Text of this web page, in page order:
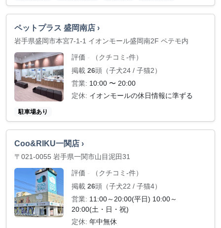
ペットプラス 盛岡南店 ›
岩手県盛岡市本宮7-1-1 イオンモール盛岡南2F ペテモ内
評価 -
（クチコミ-件）
掲載 26頭（子犬24 / 子猫2）
営業: 10:00 〜 20:00
定休: イオンモールの休日情報に準ずる
駐車場あり
Coo&RIKU一関店 ›
〒021-0055 岩手県一関市山目泥田31
評価 -
（クチコミ-件）
掲載 26頭（子犬22 / 子猫4）
営業: 11:00～20:00(平日) 10:00～
20:00(土・日・祝)
定休: 年中無休